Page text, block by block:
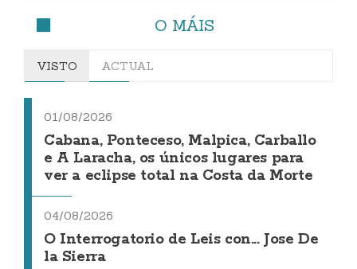
O MÁIS
VISTO ACTUAL
01/08/2026
Cabana, Ponteceso, Malpica, Carballo
e A Laracha, os únicos lugares para
ver a eclipse total na Costa da Morte
04/08/2026
O Interrogatorio de Leis con... Jose De
la Sierra